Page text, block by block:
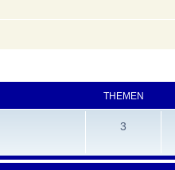
THEMEN
3